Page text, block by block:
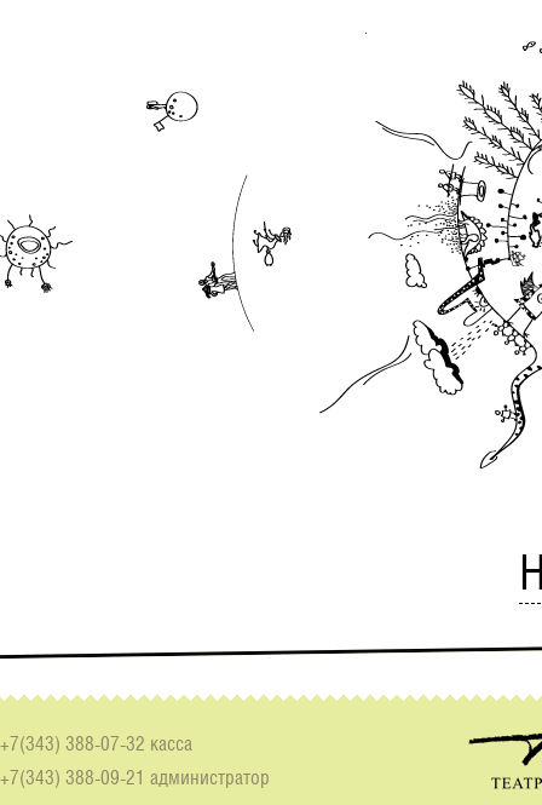
+7(343) 388-07-32 касса
+7(343) 388-09-21 администратор